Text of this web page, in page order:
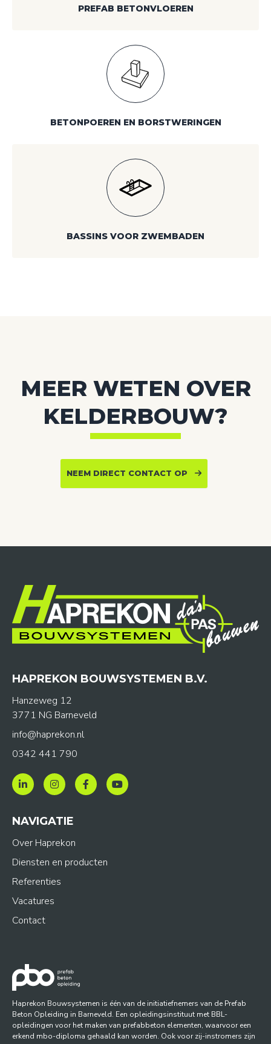
PREFAB BETONVLOEREN
BETONPOEREN EN BORSTWERINGEN
BASSINS VOOR ZWEMBADEN
MEER WETEN OVER
KELDERBOUW?
NEEM DIRECT CONTACT OP
HAPREKON BOUWSYSTEMEN B.V.
Hanzeweg 12
3771 NG Barneveld
info@haprekon.nl
0342 441 790
NAVIGATIE
Over Haprekon
Diensten en producten
Referenties
Vacatures
Contact
Haprekon Bouwsystemen is één van de initiatiefnemers van de Prefab
Beton Opleiding in Barneveld. Een opleidingsinstituut met BBL-
opleidingen voor het maken van prefabbeton elementen, waarvoor een
erkend mbo-diploma gehaald kan worden. Ook voor zij-instromers zijn